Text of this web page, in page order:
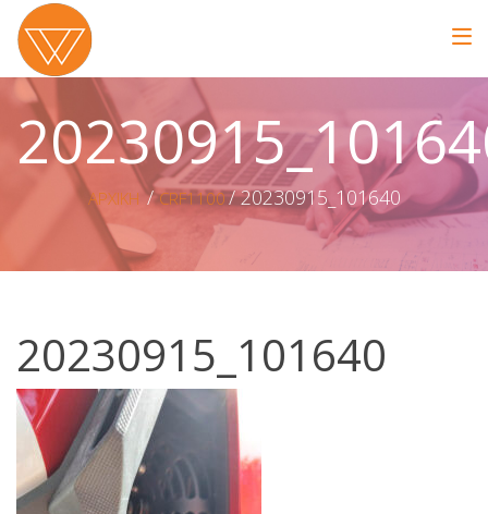
ΑΡΧΙΚΗ CRF1100 20230915_101640
20230915_101640